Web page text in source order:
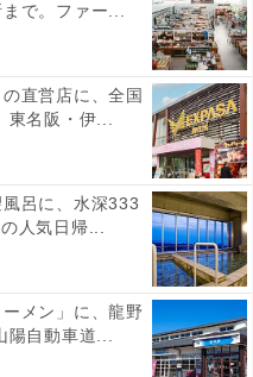
で。ファー...
直営店に、全国
東名阪・伊...
呂に、水深333
人気日帰...
ーメン」に、龍野
陽自動車道...